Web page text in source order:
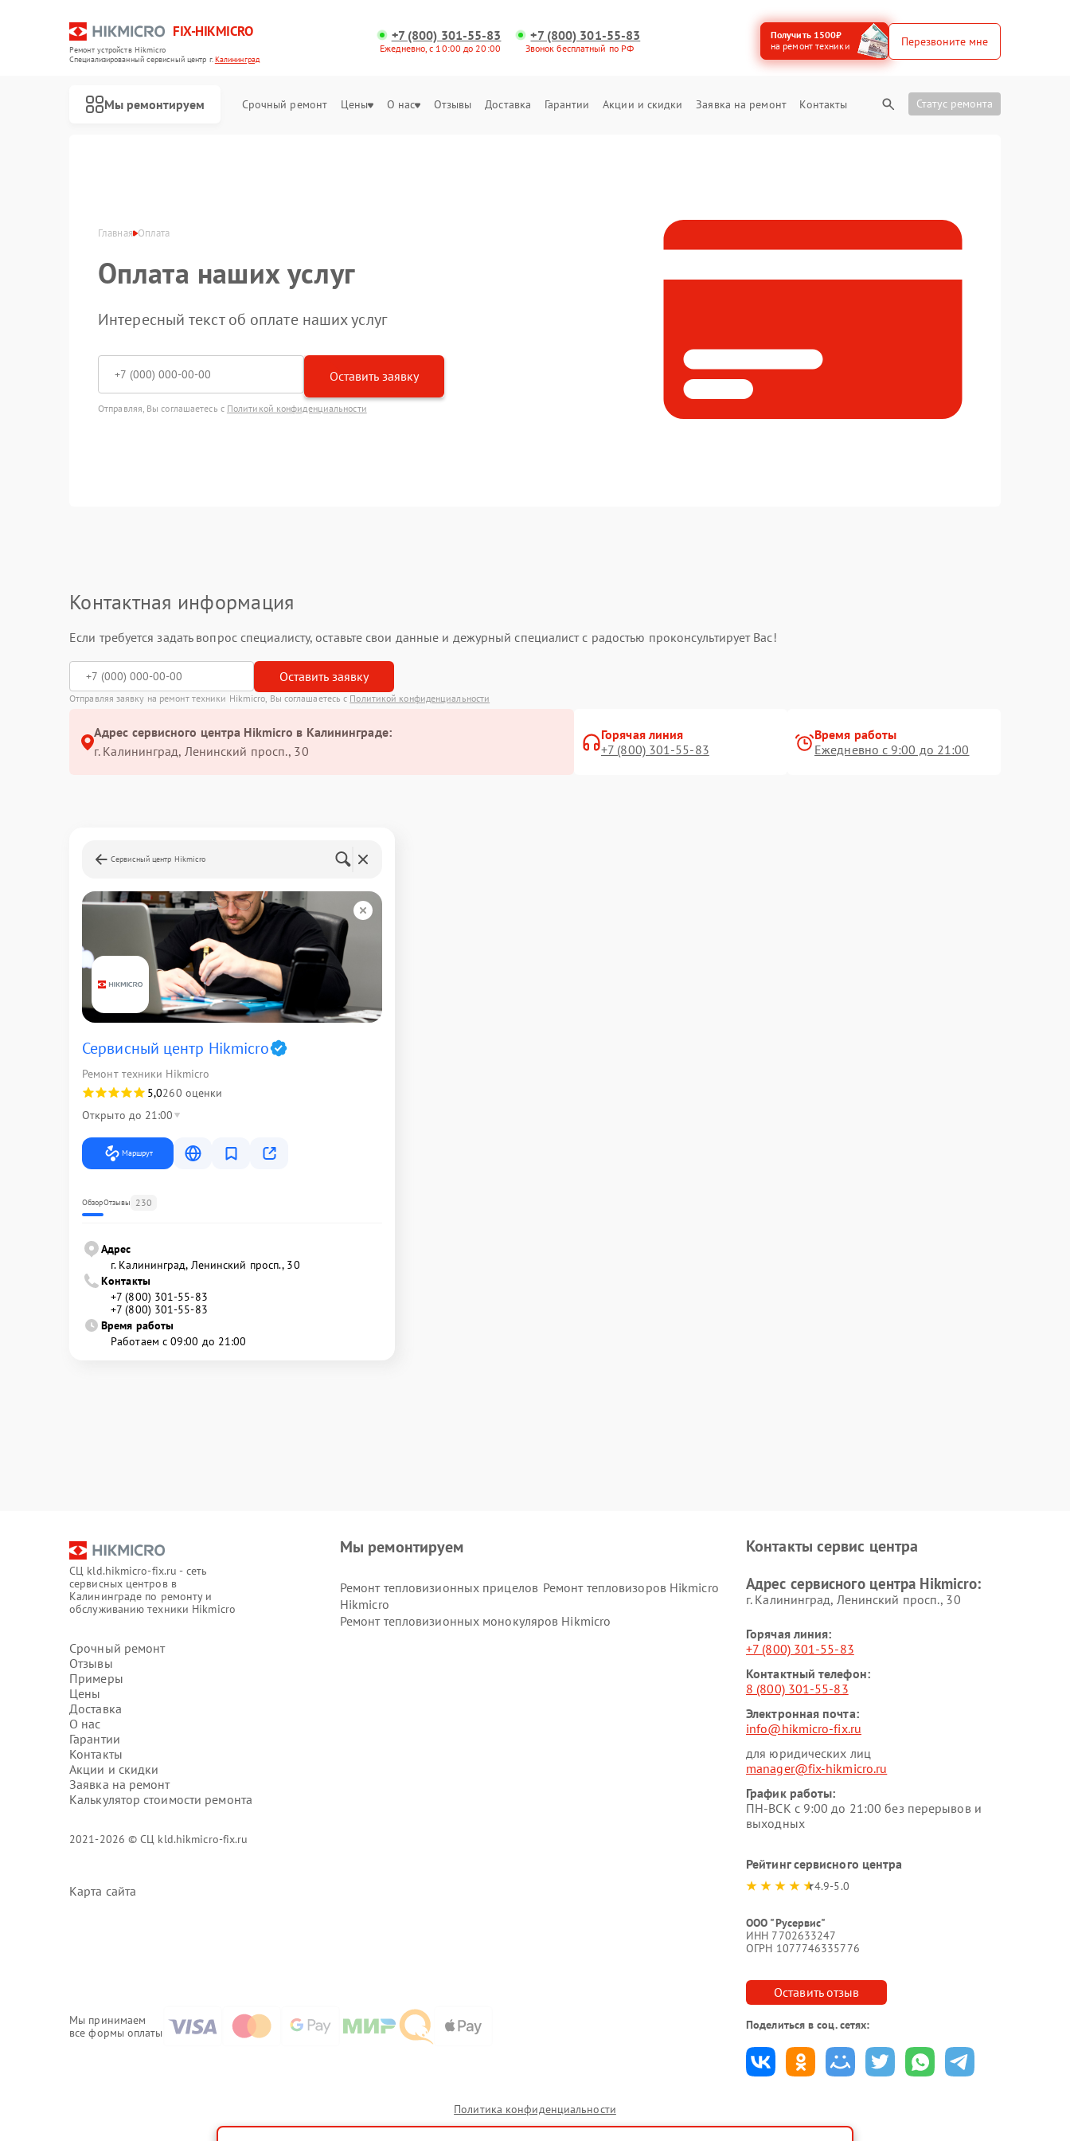
FIX-HIKMICRO
Ремонт устройств Hikmicro
Специализированный cервисный центр г.Калининград
+7 (800) 301-55-83
Ежедневно, с 10:00 до 20:00
+7 (800) 301-55-83
Звонок бесплатный по РФ
Получить 1500₽
на ремонт техники
Перезвоните мне
Мы ремонтируем Срочный ремонт Цены О нас Отзывы Доставка Гарантии Акции и скидки Заявка на ремонт Контакты Статус ремонта
Главная Оплата
Оплата наших услуг
Интересный текст об оплате наших услуг
Оставить заявку
Отправляя, Вы соглашаетесь с Политикой конфиденциальности
Контактная информация
Если требуется задать вопрос специалисту, оставьте свои данные и дежурный специалист с радостью проконсультирует Вас!
Оставить заявку
Отправляя заявку на ремонт техники Hikmicro, Вы соглашаетесь с Политикой конфиденциальности
Адрес сервисного центра Hikmicro в Калининграде:
г. Калининград, Ленинский просп., 30
Горячая линия
+7 (800) 301-55-83
Время работы
Ежедневно с 9:00 до 21:00
Сервисный центр Hikmicro
Сервисный центр Hikmicro
Ремонт техники Hikmicro
5,0260 оценки
Открыто до 21:00
Маршрут
ОбзорОтзывы 230
Адрес
г. Калининград, Ленинский просп., 30
Контакты
+7 (800) 301-55-83
+7 (800) 301-55-83
Время работы
Работаем с 09:00 до 21:00
СЦ kld.hikmicro-fix.ru - сеть
сервисных центров в
Калининграде по ремонту и
обслуживанию техники Hikmicro
Срочный ремонт
Отзывы
Примеры
Цены
Доставка
О нас
Гарантии
Контакты
Акции и скидки
Заявка на ремонт
Калькулятор стоимости ремонта
2021-2026 © СЦ kld.hikmicro-fix.ru
Карта сайта
Мы принимаем
все формы оплаты
Мы ремонтируем
Ремонт тепловизионных прицелов
Hikmicro
Ремонт тепловизоров Hikmicro
Ремонт тепловизионных монокуляров Hikmicro
Контакты сервис центра
Адрес сервисного центра Hikmicro:
г. Калининград, Ленинский просп., 30
Горячая линия:
+7 (800) 301-55-83
Контактный телефон:
8 (800) 301-55-83
Электронная почта:
info@hikmicro-fix.ru
для юридических лиц
manager@fix-hikmicro.ru
График работы:
ПН-ВСК с 9:00 до 21:00 без перерывов и
выходных
Рейтинг сервисного центра
4.9-5.0
ООО "Русервис"
ИНН 7702633247
ОГРН 1077746335776
Оставить отзыв
Поделиться в соц. сетях:
Политика конфиденциальности